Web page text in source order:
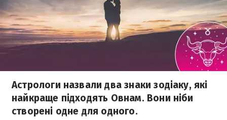
Астрологи назвали два знаки зодіаку, які
найкраще підходять Овнам. Вони ніби
створені одне для одного.